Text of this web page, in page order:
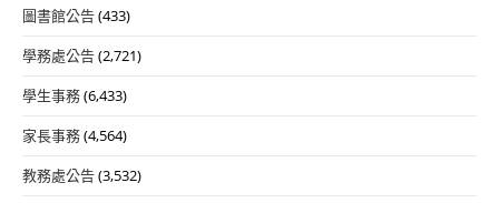
圖書館公告(433)
學務處公告(2,721)
學生事務(6,433)
家長事務(4,564)
教務處公告(3,532)